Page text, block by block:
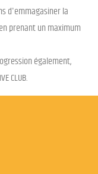
d'emmagasiner la
prenant un maximum
également,
CLUB.